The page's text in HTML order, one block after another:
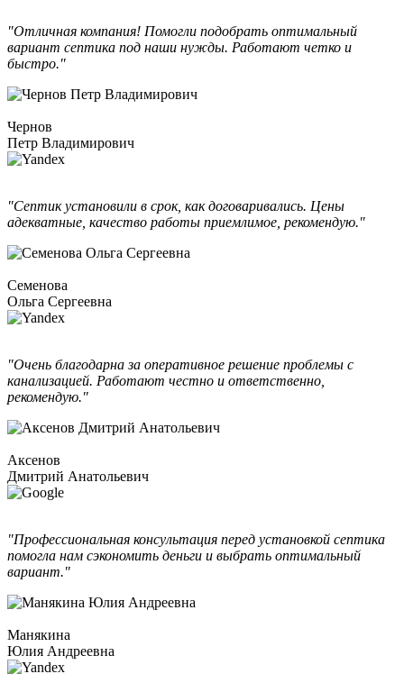
"Отличная компания! Помогли подобрать оптимальный
вариант септика под наши нужды. Работают четко и
быстро."
Чернов
Петр Владимирович
"Септик установили в срок, как договаривались. Цены
адекватные, качество работы приемлимое, рекомендую."
Семенова
Ольга Сергеевна
"Очень благодарна за оперативное решение проблемы с
канализацией. Работают честно и ответственно,
рекомендую."
Аксенов
Дмитрий Анатольевич
"Профессиональная консультация перед установкой септика
помогла нам сэкономить деньги и выбрать оптимальный
вариант."
Манякина
Юлия Андреевна